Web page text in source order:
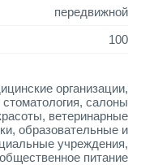
передвижной
100
организации,
стоматология, салоны
ветеринарные
образовательные и
учреждения,
общественное питание